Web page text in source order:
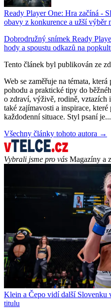
Ready Player One: Hra začíná -
obavy z konkurence a užší výběr
Dobrodružný snímek Ready
hody a spoustu odkazů na
Tento článek byl publikován ze
Web se zaměřuje na témata,
pohodu a praktické tipy do
o zdraví, výživě, rodině,
také zajímavosti a inspirace,
každodenní situace. Styl psaní je...
Všechny články tohoto autora →
Vybrali jsme pro vás Magazíny a
Klein a Čepo vidí další Slovenku
titulu